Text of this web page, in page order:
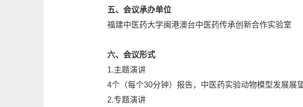
五、会议承办单位
福建中医药大学闽港澳台中医药传承创新合作实验室
六、会议形式
1.主题演讲
4个（每个30分钟）报告，中医药实验动物模型发展展
2.专题演讲